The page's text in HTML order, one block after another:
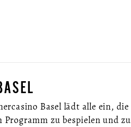
Basel lädt alle ein, die
zu bespielen und zu